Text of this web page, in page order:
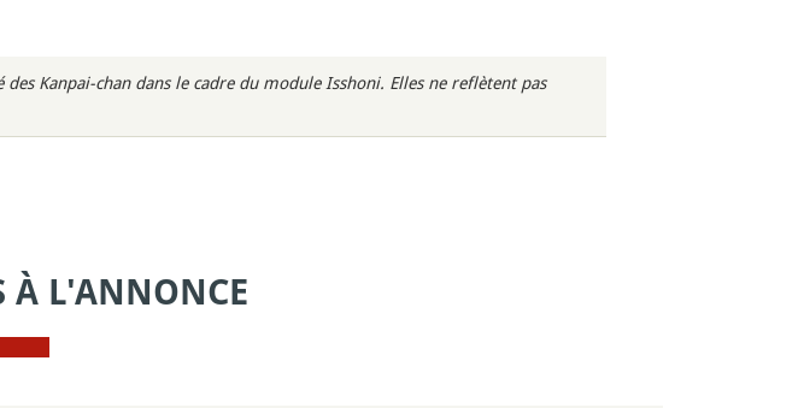
Kanpai-chan dans le cadre du module Isshoni. Elles ne reflètent pas
À L'ANNONCE